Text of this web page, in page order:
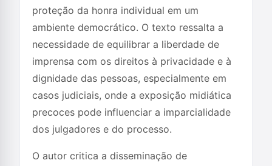
proteção da honra individual em um
ambiente democrático. O texto ressalta a
necessidade de equilibrar a liberdade de
imprensa com os direitos à privacidade e à
dignidade das pessoas, especialmente em
casos judiciais, onde a exposição midiática
precoces pode influenciar a imparcialidade
dos julgadores e do processo.
O autor critica a disseminação de